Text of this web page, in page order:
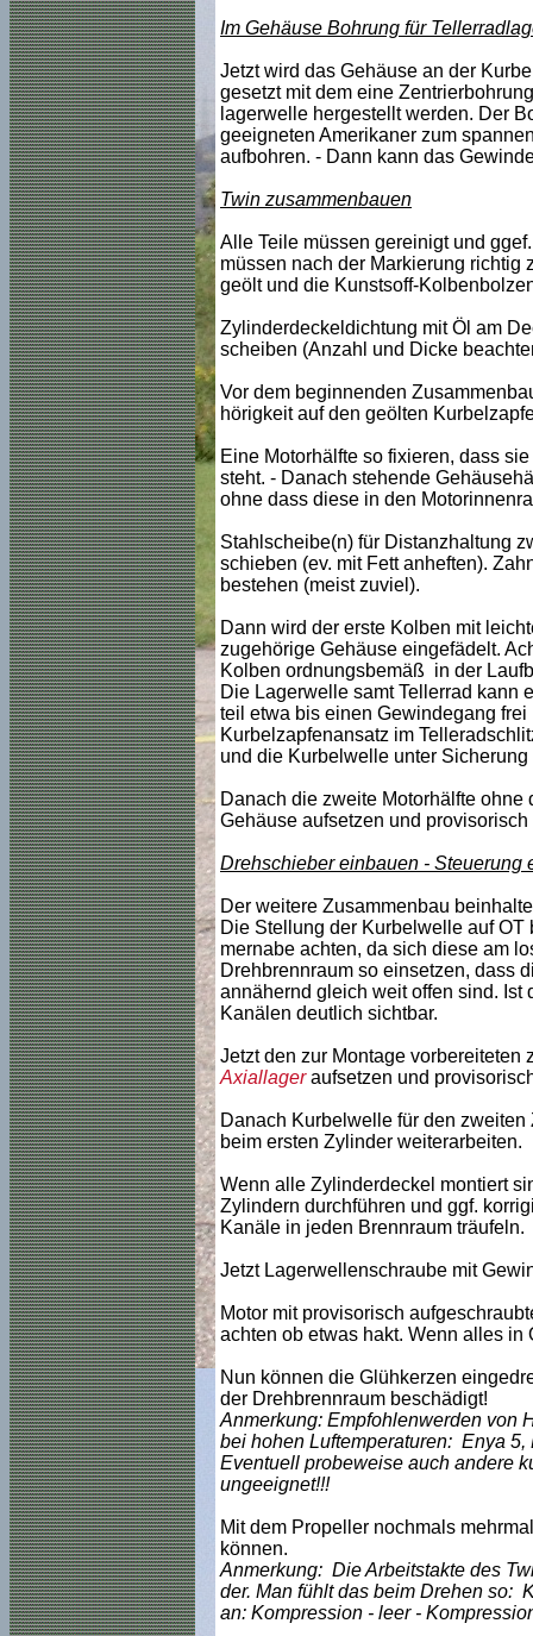
Im Gehäuse Bohrung für
Jetzt wird das Gehäuse an der
gesetzt mit dem eine
lagerwelle hergestellt werden. Der
geeigneten Amerikaner zum
aufbohren. - Dann kann das
Twin zusammenbauen
Alle Teile müssen gereinigt und
müssen nach der Markierung
geölt und die Kunstsoff-
Zylinderdeckeldichtung mit Öl am
scheiben (Anzahl und Dicke
Vor dem beginnenden
hörigkeit auf den geölten
Eine Motorhälfte so fixieren, dass
steht. - Danach stehende
ohne dass diese in den
Stahlscheibe(n) für Distanzhaltung
schieben (ev. mit Fett anheften).
bestehen (meist zuviel).
Dann wird der erste Kolben mit
zugehörige Gehäuse eingefädelt.
Kolben ordnungsbemäß in der
Die Lagerwelle samt Tellerrad kann
teil etwa bis einen Gewindegang
Kurbelzapfenansatz im
und die Kurbelwelle unter
Danach die zweite Motorhälfte
Gehäuse aufsetzen und
Drehschieber einbauen - Steuerung
Der weitere Zusammenbau
Die Stellung der Kurbelwelle auf
mernabe achten, da sich diese am
Drehbrennraum so einsetzen, dass
annähernd gleich weit offen sind. Ist
Kanälen deutlich sichtbar.
Jetzt den zur Montage vorbereiteten
Axiallageraufsetzen und
Danach Kurbelwelle für den
beim ersten Zylinder weiterarbeiten.
Wenn alle Zylinderdeckel montiert
Zylindern durchführen und ggf.
Kanäle in jeden Brennraum träufeln.
Jetzt Lagerwellenschraube mit
Motor mit provisorisch
achten ob etwas hakt. Wenn alles
Nun können die Glühkerzen
der Drehbrennraum beschädigt!
Anmerkung: Empfohlenwerden von
bei hohen Luftemperaturen: Enya 5,
Eventuell probeweise auch andere
ungeeignet!!!
Mit dem Propeller nochmals
können.
Anmerkung: Die Arbeitstakte des
der. Man fühlt das beim Drehen so:
an: Kompression - leer -